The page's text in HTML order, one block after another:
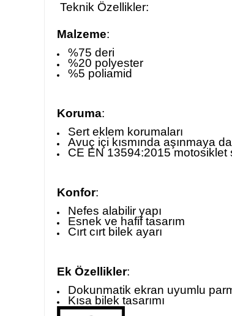
Teknik Özellikler:
Malzeme:
%75 deri
%20 polyester
%5 poliamid
Koruma:
Sert eklem korumaları
Avuç içi kısmında aşınmaya
CE EN 13594:2015 motosiklet
Konfor:
Nefes alabilir yapı
Esnek ve hafif tasarım
Cırt cırt bilek ayarı
Ek Özellikler:
Dokunmatik ekran uyumlu
Kısa bilek tasarımı